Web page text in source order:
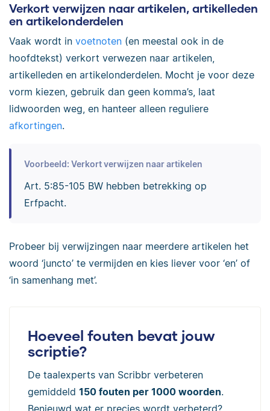
Verkort verwijzen naar artikelen, artikelleden
en artikelonderdelen
Vaak wordt in voetnoten (en meestal ook in de
hoofdtekst) verkort verwezen naar artikelen,
artikelleden en artikelonderdelen. Mocht je voor deze
vorm kiezen, gebruik dan geen komma’s, laat
lidwoorden weg, en hanteer alleen reguliere
afkortingen.
Voorbeeld: Verkort verwijzen naar artikelen
Art. 5:85-105 BW hebben betrekking op
Erfpacht.
Probeer bij verwijzingen naar meerdere artikelen het
woord ‘juncto’ te vermijden en kies liever voor ‘en’ of
‘in samenhang met’.
Hoeveel fouten bevat jouw
scriptie?
De taalexperts van Scribbr verbeteren
gemiddeld 150 fouten per 1000 woorden.
Benieuwd wat er precies wordt verbeterd?